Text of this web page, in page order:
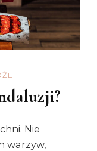
De
La
Frontera
Nie
warzyw,